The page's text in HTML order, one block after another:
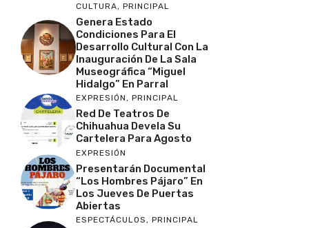
CULTURA, PRINCIPAL
Genera Estado
Condiciones Para El
Desarrollo Cultural Con La
Inauguración De La Sala
Museográfica “Miguel
Hidalgo” En Parral
EXPRESIÓN, PRINCIPAL
Red De Teatros De
Chihuahua Devela Su
Cartelera Para Agosto
EXPRESIÓN
Presentarán Documental
“Los Hombres Pájaro” En
Los Jueves De Puertas
Abiertas
ESPECTÁCULOS , PRINCIPAL